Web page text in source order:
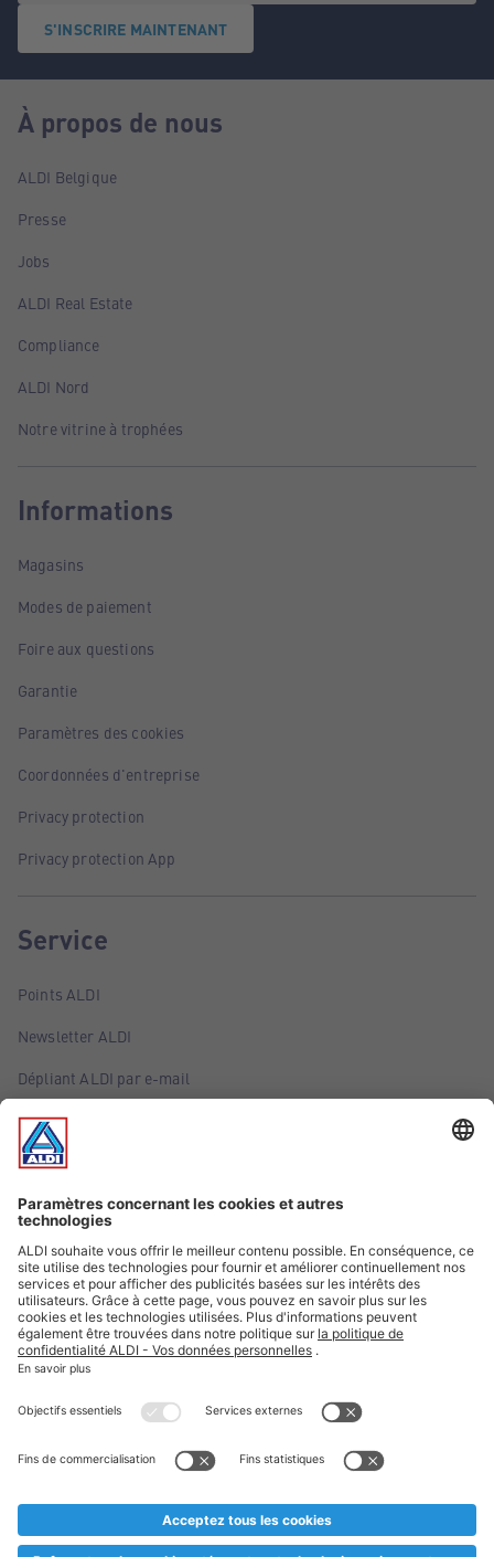
S'INSCRIRE MAINTENANT
À propos de nous
ALDI Belgique
Presse
Jobs
ALDI Real Estate
Compliance
ALDI Nord
Notre vitrine à trophées
Informations
Magasins
Modes de paiement
Foire aux questions
Garantie
Paramètres des cookies
Coordonnées d'entreprise
Privacy protection
Privacy protection App
Service
Points ALDI
Newsletter ALDI
Dépliant ALDI par e-mail
Offres
Infos essentielles
Suivez ALDI Belgique
Textes marqués d'un astérisque et mentions légales
* Nous vendons ces articles temporairement et jusqu'à
au cas où, malgré le planning bien étudié, nous serions
prématurément en rupture de stock. Prix Recupel et TVA incl.
** Sur ce site, l’utilisation de la forme masculine a été adoptée